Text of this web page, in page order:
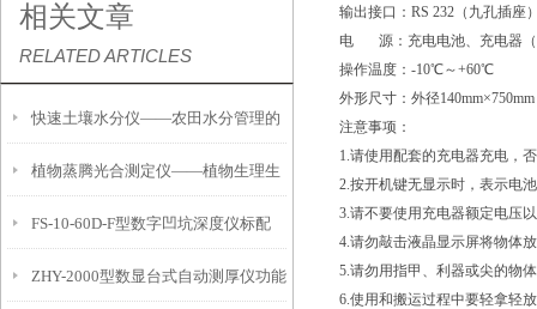
相关文章
RELATED ARTICLES
快速土壤水分仪——农田水分管理的
便携式检测工具
植物蒸腾光合测定仪——植物生理生
态的实时监测设备
FS-10-60D-F型数字凹坑深度仪标配
IP54级表头分辨率0.01mm量程
ZHY-2000型数显台式自动测厚仪功能
输出接口：RS 232（九孔插座
电 源：充电电池、充电器（
操作温度：-10℃～+60℃
外形尺寸：外径140mm×750mm
注意事项：
1.请使用配套的充电器充电，
2.按开机键无显示时，表示电
3.请不要使用充电器额定电压
4.请勿敲击液晶显示屏将物体
5.请勿用指甲、利器或尖的物
6.使用和搬运过程中要轻拿轻